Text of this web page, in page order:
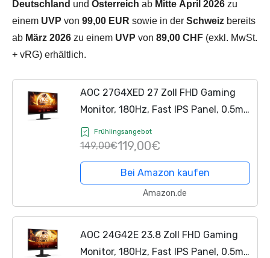
Deutschland und Österreich ab Mitte April 2026 zu
einem UVP von 99,00 EUR sowie in der Schweiz bereits
ab März 2026 zu einem UVP von 89,00 CHF (exkl. MwSt.
+ vRG) erhältlich.
AOC 27G4XED 27 Zoll FHD Gaming
Monitor, 180Hz, Fast IPS Panel, 0.5ms
MPRT, Adaptive Sync, HDR10, G-Sync
Compatible, Lautsprecher,(1920x1080
HDMI 2X 2.0 DP 1x...
Frühlingsangebot
149,00€119,00€
Bei Amazon kaufen
Amazon.de
AOC 24G42E 23.8 Zoll FHD Gaming
Monitor, 180Hz, Fast IPS Panel, 0.5ms